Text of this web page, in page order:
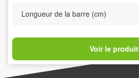
Longueur de la barre (cm)
Voir le produit